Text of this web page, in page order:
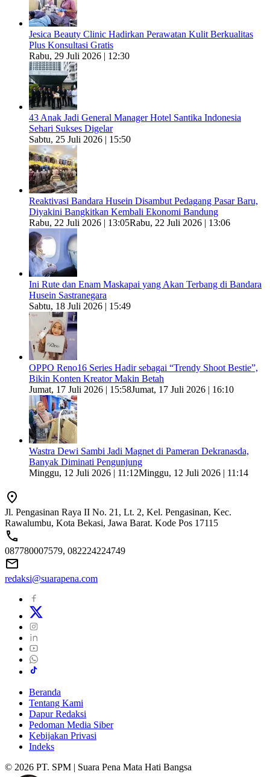
Jesica Beauty Clinic Hadirkan Perawatan Kulit Berkualitas
Plus Konsultasi Gratis
Rabu, 29 Juli 2026 | 12:30
43 Anak Jadi General Manager Hotel Santika Indonesia
Sehari Sukses Digelar
Sabtu, 25 Juli 2026 | 15:50
Reaktivasi Bandara Husein Disambut Pedagang Pasar Baru,
Diyakini Bangkitkan Kembali Ekonomi Bandung
Rabu, 22 Juli 2026 | 13:05Rabu, 22 Juli 2026 | 13:06
Ini Rute dan Enam Maskapai yang Akan Terbang di Bandara
Husein Sastranegara
Sabtu, 18 Juli 2026 | 15:49
OPPO Reno16 Series Hadir sebagai “Trendy Shoot Bestie”,
Bikin Konten Kreator Makin Betah
Jumat, 17 Juli 2026 | 15:58Jumat, 17 Juli 2026 | 16:10
Wastra Dewi Sambi Jadi Magnet di Pameran Dekranasda,
Banyak Diminati Pengunjung
Minggu, 12 Juli 2026 | 11:12Minggu, 12 Juli 2026 | 11:14
Jl. Pengasinan Raya II No. 21, Lt. 2, Kel. Pengasinan, Kec.
Rawalumbu, Kota Bekasi, Jawa Barat. Kode Pos 17115
087780007579, 082224224749
redaksi@suarapena.com
Beranda
Tentang Kami
Dapur Redaksi
Pedoman Media Siber
Kebijakan Privasi
Indeks
© 2026 PT. SPM | Suara Pena Mata Hati Bangsa